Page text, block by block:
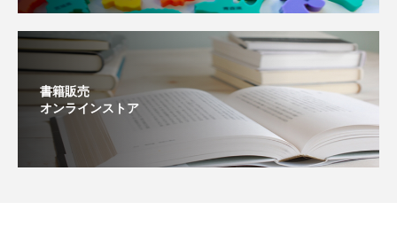
書籍販売
オンラインストア